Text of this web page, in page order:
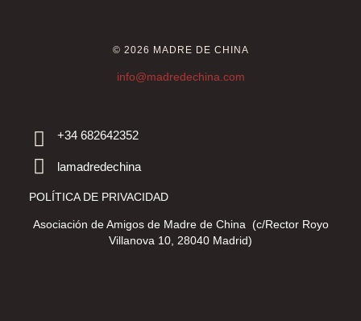
© 2026 MADRE DE CHINA
info@madredechina.com
+34 682642352
lamadredechina
POLÍTICA DE PRIVACIDAD
Asociación de Amigos de Madre de China (c/Rector Royo
Villanova 10, 28040 Madrid)